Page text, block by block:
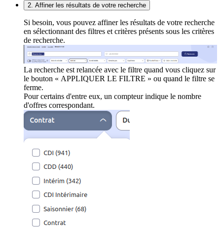
2. Affiner les résultats de votre recherche
Si besoin, vous pouvez affiner les résultats de votre recherche
en sélectionnant des filtres et critères présents sous les critères
de recherche.
La recherche est relancée avec le filtre quand vous cliquez sur
le bouton « APPLIQUER LE FILTRE » ou quand le filtre se
ferme.
Pour certains d'entre eux, un compteur indique le nombre
d'offres correspondant.